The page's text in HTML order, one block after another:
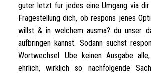
guter letzt fur jedes eine Umgang via dir
Fragestellung dich, ob respons jenes
willst & in welchem ausma? du unser
aufbringen kannst. Sodann suchst
Wortwechsel. Ube keinen Ausgabe
ehrlich, wirklich so nachfolgende